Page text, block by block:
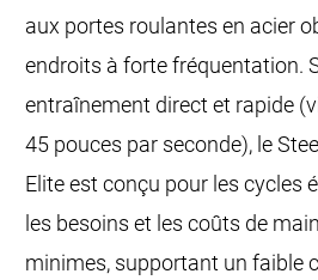
aux portes roulantes en acier
endroits à forte fréquentation.
entraînement direct et rapide
45 pouces par seconde), le
Elite est conçu pour les cycles
les besoins et les coûts de
minimes, supportant un faible